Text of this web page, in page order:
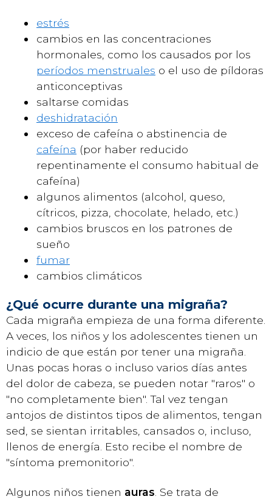
estrés
cambios en las concentraciones
hormonales, como los causados por los
períodos menstruales o el uso de píldoras
anticonceptivas
saltarse comidas
deshidratación
exceso de cafeína o abstinencia de
cafeína (por haber reducido
repentinamente el consumo habitual de
cafeína)
algunos alimentos (alcohol, queso,
cítricos, pizza, chocolate, helado, etc.)
cambios bruscos en los patrones de
sueño
fumar
cambios climáticos
¿Qué ocurre durante una migraña?
Cada migraña empieza de una forma diferente.
A veces, los niños y los adolescentes tienen un
indicio de que están por tener una migraña.
Unas pocas horas o incluso varios días antes
del dolor de cabeza, se pueden notar "raros" o
"no completamente bien". Tal vez tengan
antojos de distintos tipos de alimentos, tengan
sed, se sientan irritables, cansados o, incluso,
llenos de energía. Esto recibe el nombre de
"síntoma premonitorio".
Algunos niños tienen auras . Se trata de